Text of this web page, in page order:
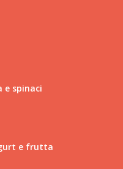
e spinaci
e frutta